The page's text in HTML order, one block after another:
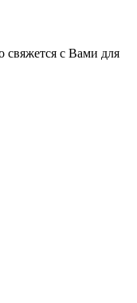
свяжется с Вами для